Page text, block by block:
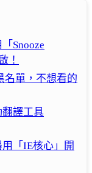
Snooze
！
名單，不想看的
翻譯工具
用「IE核心」開